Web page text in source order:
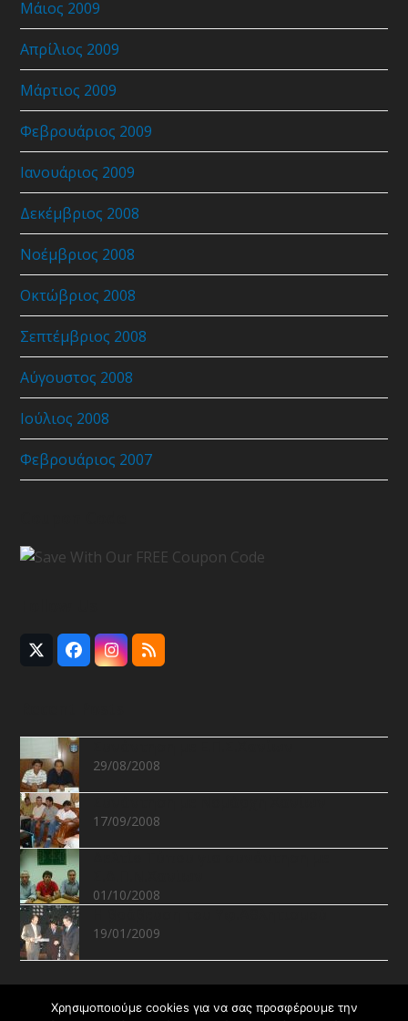
Μάιος 2009
Απρίλιος 2009
Μάρτιος 2009
Φεβρουάριος 2009
Ιανουάριος 2009
Δεκέμβριος 2008
Νοέμβριος 2008
Οκτώβριος 2008
Σεπτέμβριος 2008
Αύγουστος 2008
Ιούλιος 2008
Φεβρουάριος 2007
Twitter
(deprecated)
Facebook
Instagram
RSS
29/08/2008
17/09/2008
01/10/2008
19/01/2009
Recent Projects
Χρησιμοποιούμε cookies για να σας προσφέρουμε την